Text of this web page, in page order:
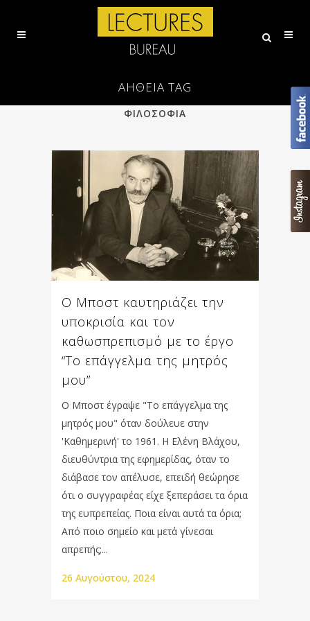
ΑΗΘΕΙΑ TAG
ΕΠΙΣΤΗΜΗ
ΠΟΙΗΣΗ
ΦΙΛΟΣΟΦΙΑ
Ο Μποστ καυτηριάζει την
υποκρισία και τον
καθωσπρεπισμό με το έργο
“Το επάγγελμα της μητρός
μου”
Ο Μποστ έγραψε "Το επάγγελμα της
μητρός μου" όταν δούλευε στην
'Καθημερινή' το 1961. Η Ελένη Βλάχου,
διευθύντρια της εφημερίδας, όταν το
διάβασε τον απέλυσε, επειδή θεώρησε
ότι ο συγγραφέας είχε ξεπεράσει τα όρια
της ευπρεπείας. Ποια είναι αυτά τα όρια;
Από ποιο σημείο και μετά γίνεσαι
απρεπής;...
26 Αυγούστου, 2024